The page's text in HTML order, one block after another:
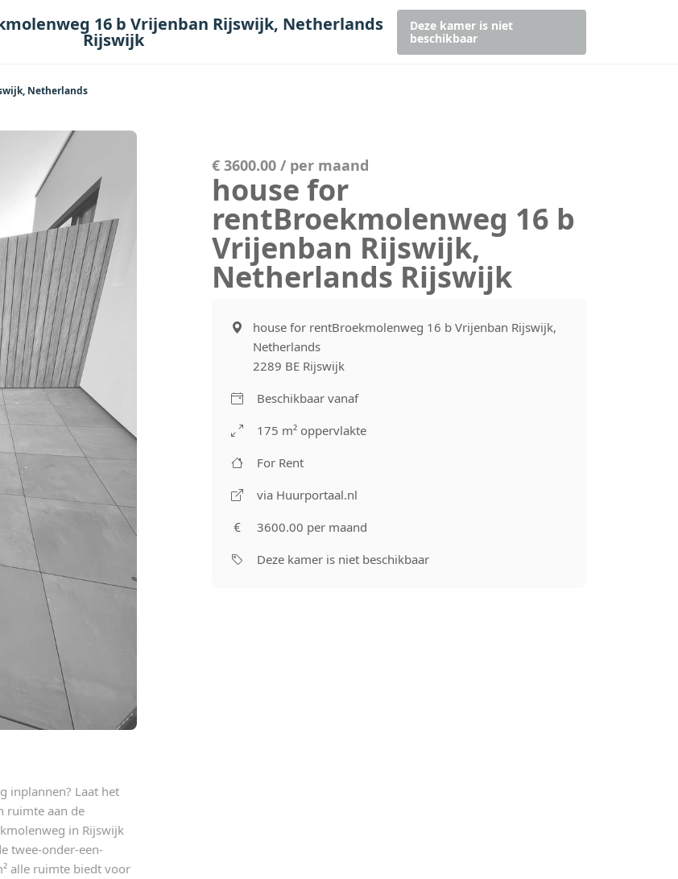
16 b Vrijenban Rijswijk, Netherlands
Rijswijk
Deze kamer is niet
beschikbaar
Netherlands
inplannen? Laat het
ruimte aan de
in Rijswijk
twee-onder-een-
alle ruimte biedt voor
€ 3600.00 / per maand
house for
rentBroekmolenweg 16 b
Vrijenban Rijswijk,
Netherlands Rijswijk
house for rentBroekmolenweg 16 b Vrijenban Rijswijk,
Netherlands
2289 BE Rijswijk
Beschikbaar vanaf
175 m² oppervlakte
For Rent
via Huurportaal.nl
3600.00 per maand
Deze kamer is niet beschikbaar